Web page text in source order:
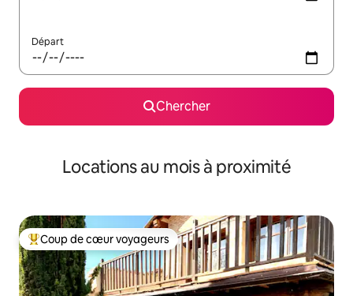
Départ
Chercher
Locations au mois à proximité
Coup de cœur voyageurs parmi les plus aimés
Coup de cœur voyageurs